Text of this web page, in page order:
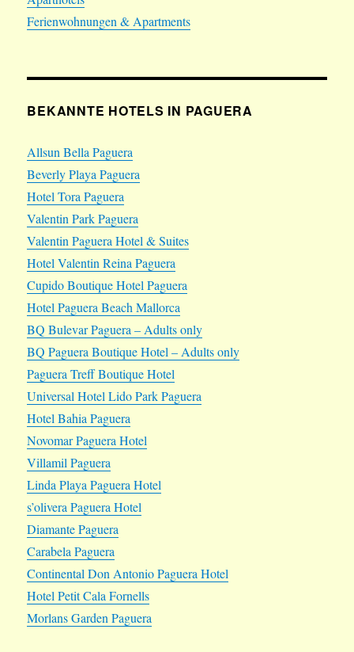
Ferienwohnungen & Apartments
BEKANNTE HOTELS IN PAGUERA
Allsun Bella Paguera
Beverly Playa Paguera
Hotel Tora Paguera
Valentin Park Paguera
Valentin Paguera Hotel & Suites
Hotel Valentin Reina Paguera
Cupido Boutique Hotel Paguera
Hotel Paguera Beach Mallorca
BQ Bulevar Paguera – Adults only
BQ Paguera Boutique Hotel – Adults only
Paguera Treff Boutique Hotel
Universal Hotel Lido Park Paguera
Hotel Bahia Paguera
Novomar Paguera Hotel
Villamil Paguera
Linda Playa Paguera Hotel
s’olivera Paguera Hotel
Diamante Paguera
Carabela Paguera
Continental Don Antonio Paguera Hotel
Hotel Petit Cala Fornells
Morlans Garden Paguera